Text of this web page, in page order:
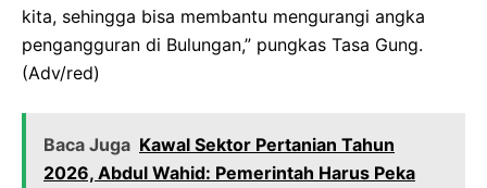
kita, sehingga bisa membantu mengurangi angka
pengangguran di Bulungan,” pungkas Tasa Gung.
(Adv/red)
Baca Juga Kawal Sektor Pertanian Tahun
2026, Abdul Wahid: Pemerintah Harus Peka